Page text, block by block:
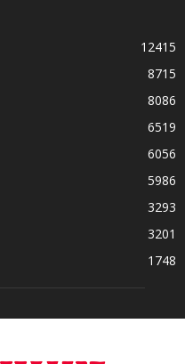
12415
8715
8086
6519
6056
5986
3293
3201
1748